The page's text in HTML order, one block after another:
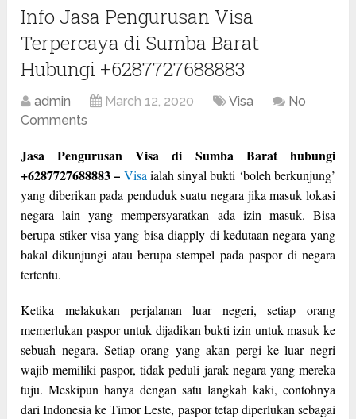
Info Jasa Pengurusan Visa
Terpercaya di Sumba Barat
Hubungi +6287727688883
admin March 12, 2020 Visa
No
Comments
Jasa Pengurusan Visa di Sumba Barat hubungi
+6287727688883 – Visa ialah sinyal bukti ‘boleh berkunjung’
yang diberikan pada penduduk suatu negara jika masuk lokasi
negara lain yang mempersyaratkan ada izin masuk. Bisa
berupa stiker visa yang bisa diapply di kedutaan negara yang
bakal dikunjungi atau berupa stempel pada paspor di negara
tertentu.
Ketika melakukan perjalanan luar negeri, setiap orang
memerlukan paspor untuk dijadikan bukti izin untuk masuk ke
sebuah negara. Setiap orang yang akan pergi ke luar negri
wajib memiliki paspor, tidak peduli jarak negara yang mereka
tuju. Meskipun hanya dengan satu langkah kaki, contohnya
dari Indonesia ke Timor Leste, paspor tetap diperlukan sebagai